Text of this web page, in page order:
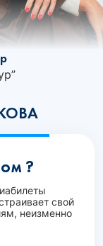
?
свой
неизменно